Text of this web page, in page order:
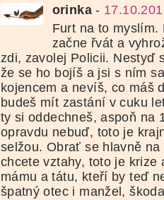
orinka-
Furt na to myslím.
začne řvát a
zdi, zavolej Policii. Nestyď
že se ho bojíš a jsi s ním
kojencem a nevíš, co máš
budeš mít zastání v cuku
ty si oddechneš, aspoň na
opravdu nebuď, toto je
selžou. Obrať se hlavně
chcete vztahy, toto je krize
mámu a tátu, kteří by teď
špatný otec i manžel,